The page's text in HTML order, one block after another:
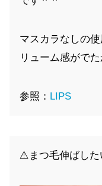
マスカラなしの
リューム感がで
参照： LIPS
⚠️まつ毛伸ばし